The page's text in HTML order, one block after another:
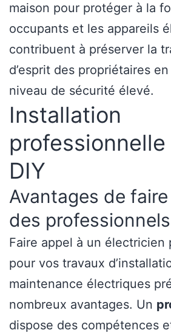
maison pour protéger à la
occupants et les appareils
contribuent à préserver la
d’esprit des propriétaires
niveau de sécurité élevé.
Installation
DIY
Avantages de
des professionnels
Faire appel à un électricien
pour vos travaux
maintenance électriques
nombreux avantages. Un
dispose des compétences